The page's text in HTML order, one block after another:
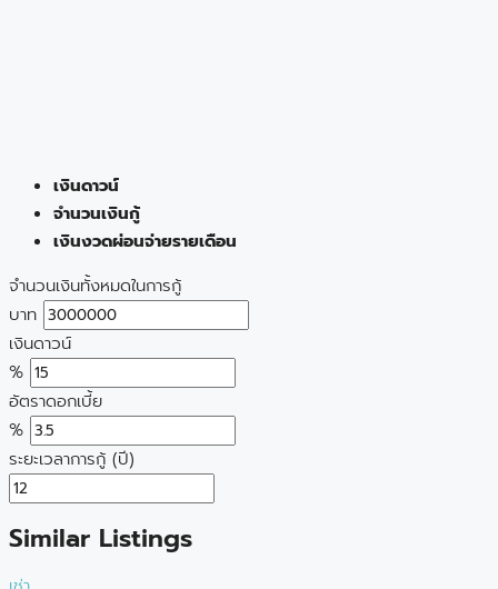
เงินดาวน์
จำนวนเงินกู้
เงินงวดผ่อนจ่ายรายเดือน
จำนวนเงินทั้งหมดในการกู้
บาท
เงินดาวน์
%
อัตราดอกเบี้ย
%
ระยะเวลาการกู้ (ปี)
Similar Listings